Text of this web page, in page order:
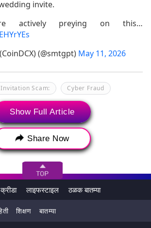
invite.
actively preying on this…
(@smtgpt) May 11, 2026
Scam: Cyber Fraud
APK File Scam
Digital Security
व्हॉट्सॲप स्कॅम एपीके फाईल
Show Full Article
Share Now
क्रीडा लाइफस्टाइल ठळक बातम्या
शिक्षण बातम्या